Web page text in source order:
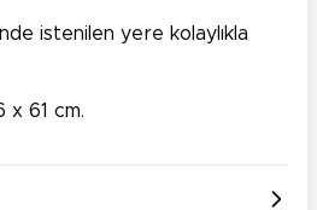
istenilen yere kolaylıkla
x 61 cm.